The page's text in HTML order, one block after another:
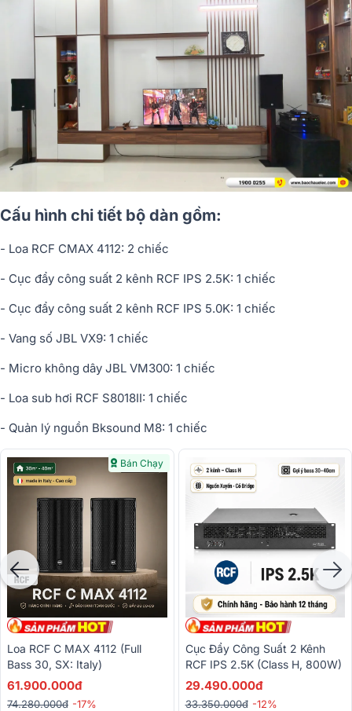
Cấu hình chi tiết bộ dàn gồm:
- Loa RCF CMAX 4112: 2 chiếc
- Cục đẩy công suất 2 kênh RCF IPS 2.5K: 1 chiếc
- Cục đẩy công suất 2 kênh RCF IPS 5.0K: 1 chiếc
- Vang số JBL VX9: 1 chiếc
- Micro không dây JBL VM300: 1 chiếc
- Loa sub hơi RCF S8018II: 1 chiếc
- Quản lý nguồn Bksound M8: 1 chiếc
Bán Chạy
Loa RCF C MAX 4112 (full
Bass 30, SX: Italy)
61.900.000đ
74.280.000đ -17%
Cục Đẩy Công Suất 2 Kênh
RCF IPS 2.5K (Class H, 800W)
29.490.000đ
33.350.000đ -12%